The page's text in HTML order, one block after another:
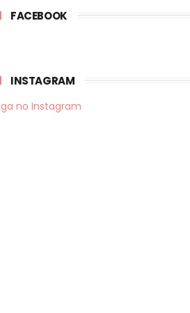
FACEBOOK
INSTAGRAM
no Instagram